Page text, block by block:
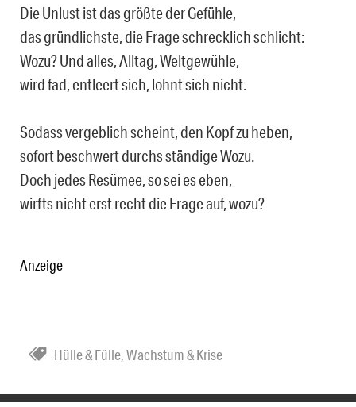
Die Unlust ist das größte der Gefühle,
das gründlichste, die Frage schrecklich schlicht:
Wozu? Und alles, Alltag, Weltgewühle,
wird fad, entleert sich, lohnt sich nicht.
Sodass vergeblich scheint, den Kopf zu heben,
sofort beschwert durchs ständige Wozu.
Doch jedes Resümee, so sei es eben,
wirfts nicht erst recht die Frage auf, wozu?
Anzeige
Hülle & Fülle,Wachstum & Krise